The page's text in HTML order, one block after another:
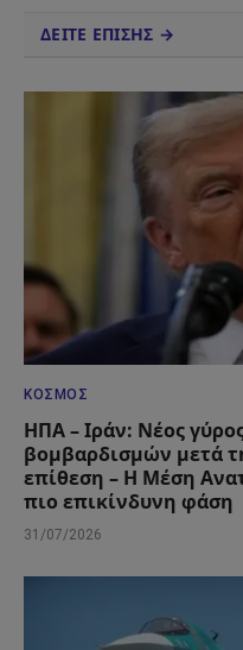
ΔΕΙΤΕ ΕΠΙΣΗΣ →
ΚΌΣΜΟΣ
ΗΠΑ – Ιράν: Νέος
βομβαρδισμών μετά
επίθεση – Η Μέση
πιο επικίνδυνη φάση
31/07/2026